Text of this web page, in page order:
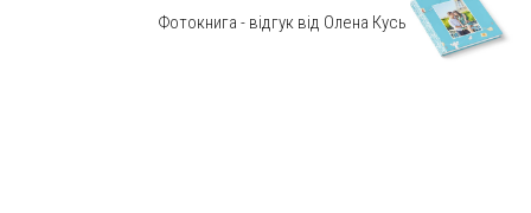
Фотокнига - відгук від Олена Кусь